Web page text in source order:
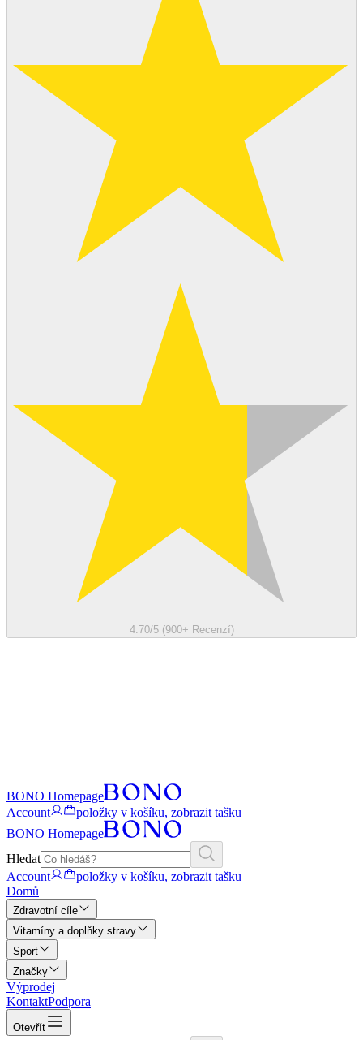
4.70/5 (900+ Recenzí)
BONO Homepage
Account
položky v košíku, zobrazit tašku
BONO Homepage
Hledat
Account
položky v košíku, zobrazit tašku
Domů
Zdravotní cíle
Vitamíny a doplňky stravy
Sport
Značky
Výprodej
KontaktPodpora
Otevřít